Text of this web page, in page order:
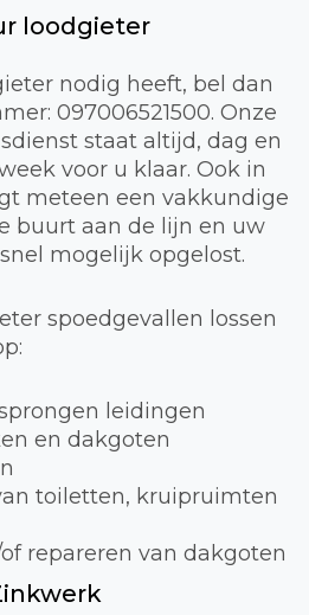
loodgieter
nodig heeft, bel dan
097006521500. Onze
staat altijd, dag en
voor u klaar. Ook in
meteen een vakkundige
buurt aan de lijn en uw
mogelijk opgelost.
spoedgevallen lossen
leidingen
en dakgoten
toiletten, kruipruimten
repareren van dakgoten